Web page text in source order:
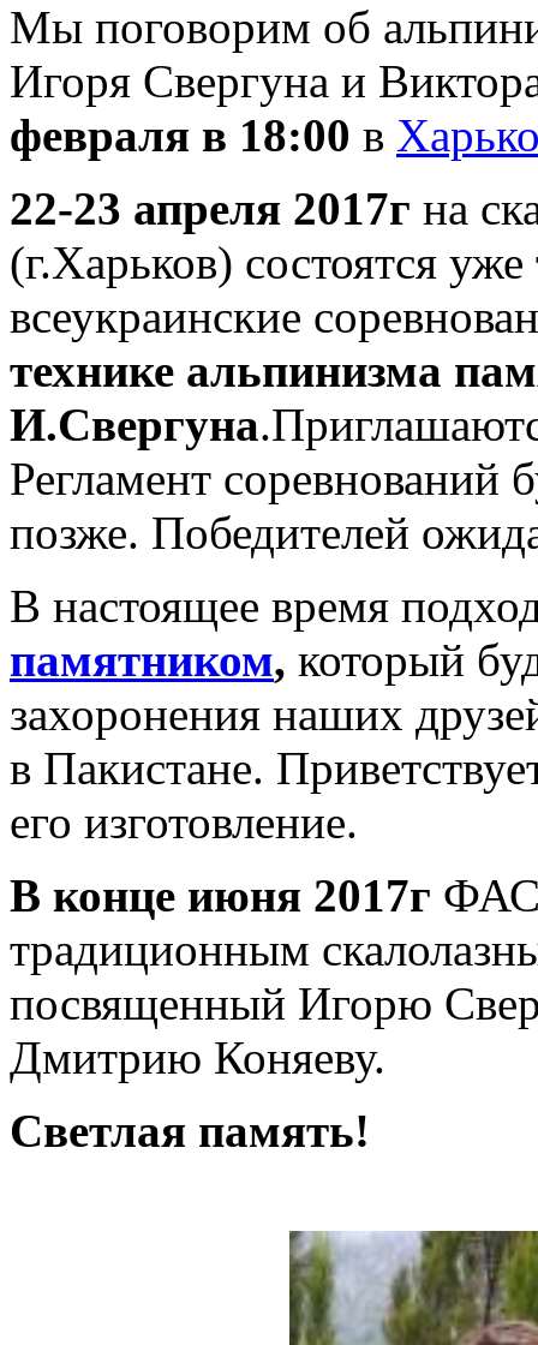
Мы поговорим об
Игоря Свергуна и
февраля в 18:00 в
22-23 апреля 2017г на
(г.Харьков) состоятся
всеукраинские
технике альпинизма
И.Свергуна
Регламент соревнований
позже. Победителей
В настоящее время
памятником, который
захоронения наших
в Пакистане.
его изготовление.
В конце июня 2017г ФАС
традиционным
посвященный Игорю
Дмитрию Коняеву.
Светлая память!